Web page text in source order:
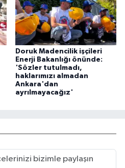
Doruk Madencilik işçileri
Enerji Bakanlığı önünde:
'Sözler tutulmadı,
haklarımızı almadan
Ankara'dan
ayrılmayacağız'